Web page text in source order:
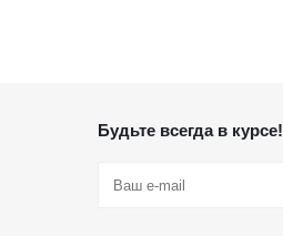
Будьте всегда в курсе!